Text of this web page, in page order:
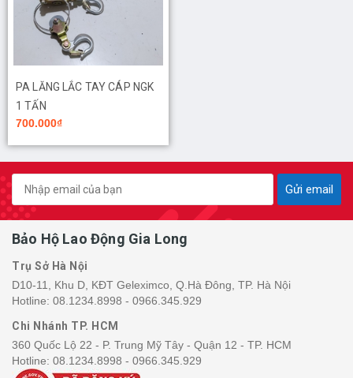
PA LĂNG LẮC TAY CÁP NGK
1 TẤN
700.000₫
Gửi email
Bảo Hộ Lao Động Gia Long
Trụ Sở Hà Nội
D10-11, Khu D, KĐT Geleximco, Q.Hà Đông, TP. Hà Nội
Hotline: 08.1234.8998 - 0966.345.929
Chi Nhánh TP. HCM
360 Quốc Lộ 22 - P. Trung Mỹ Tây - Quận 12 - TP. HCM
Hotline: 08.1234.8998 - 0966.345.929